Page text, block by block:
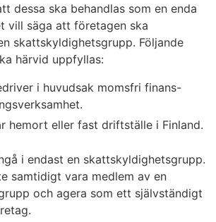
dessa ska behandlas som en enda
vill säga att företagen ska
skattskyldighetsgrupp. Följande
härvid uppfyllas:
i huvudsak momsfri finans-
hemort eller fast driftställe i Finland.
i endast en skattskyldighetsgrupp.
samtidigt vara medlem av en
och agera som ett självständigt